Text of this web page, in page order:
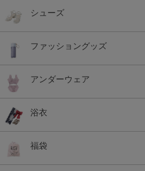
シューズ
ファッショングッズ
アンダーウェア
浴衣
福袋